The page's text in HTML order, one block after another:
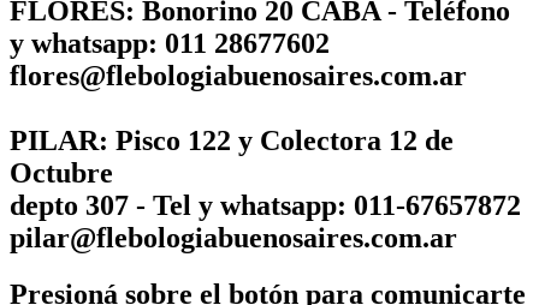
FLORES: Bonorino 20 CABA - Teléfono
y whatsapp: 011 28677602
flores@flebologiabuenosaires.com.ar
PILAR: Pisco 122 y Colectora 12 de
Octubre
depto 307 - Tel y whatsapp: 011-67657872
pilar@flebologiabuenosaires.com.ar
Presioná sobre el botón para comunicarte